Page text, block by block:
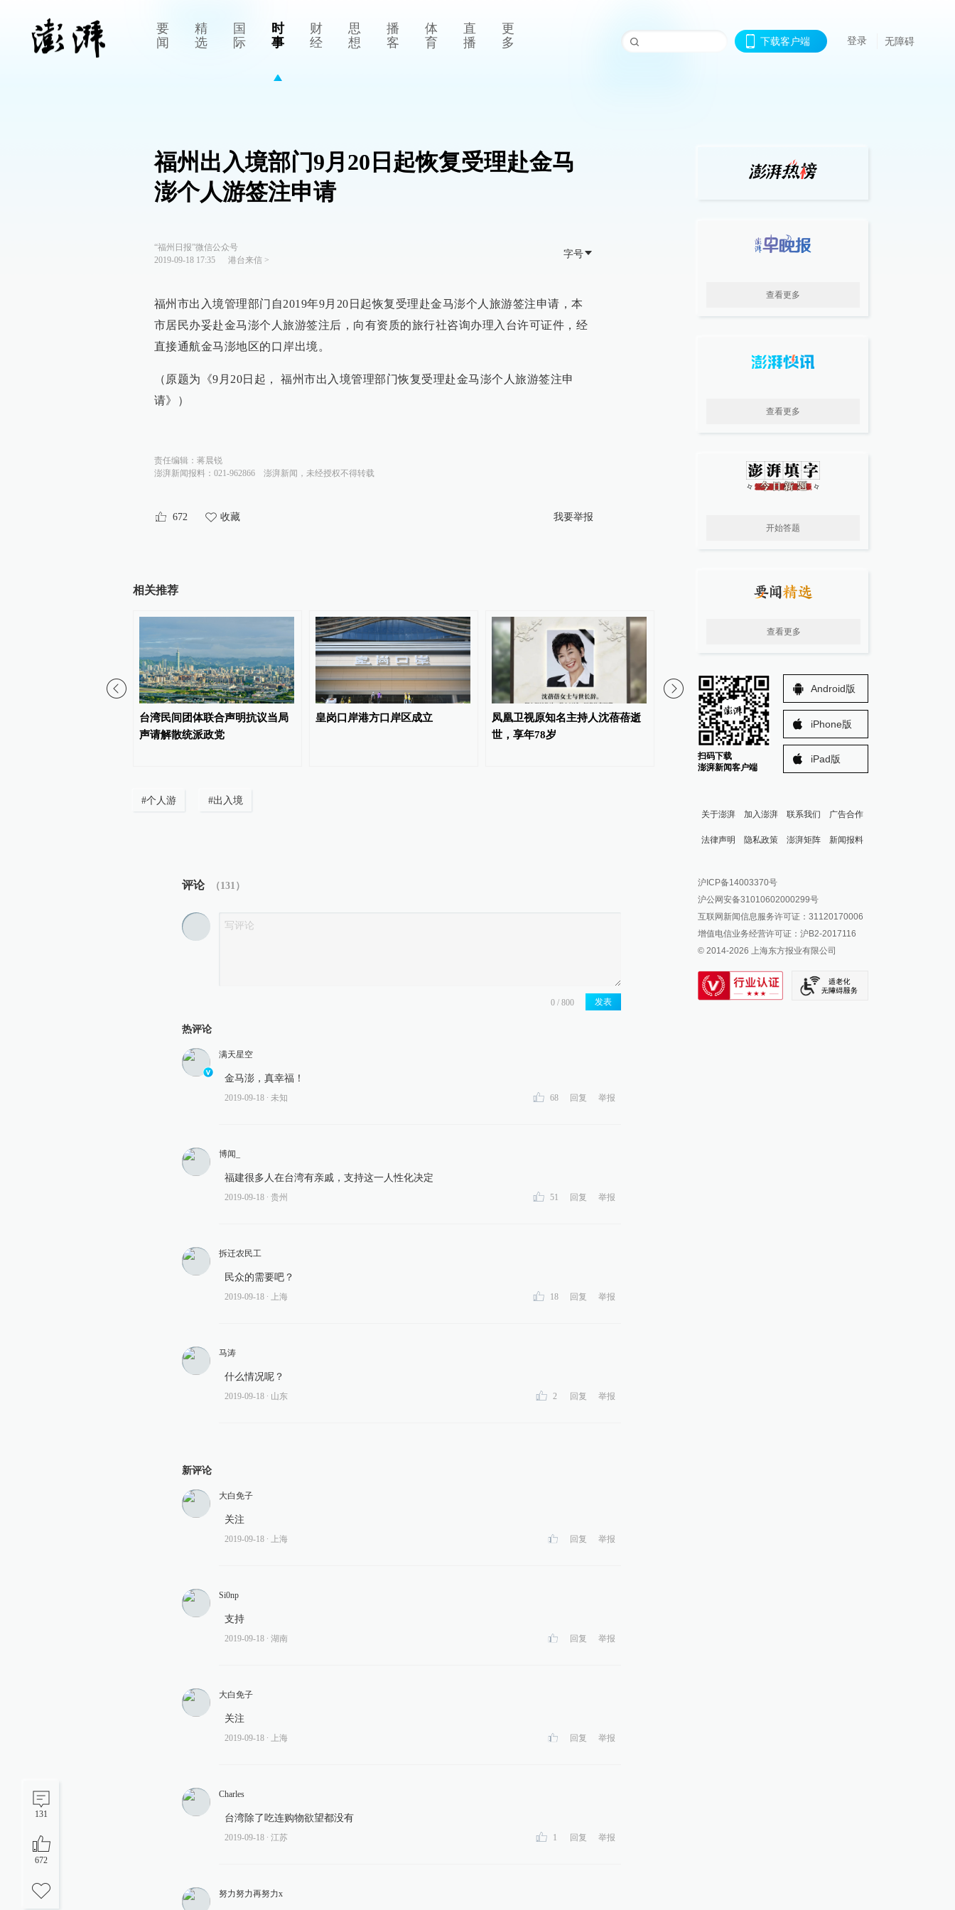
要
闻
精
选
国
际
时
事
财
经
思
想
播
客
体
育
直
播
更
多
下载客户端 登录 无障碍
131
672
福州出入境部门9月20日起恢复受理赴金马
澎个人游签注申请
“福州日报”微信公众号
2019-09-18 17:35
港台来信>
字号
福州市出入境管理部门自2019年9月20日起恢复受理赴金马澎个人旅游签注申请，本
市居民办妥赴金马澎个人旅游签注后，向有资质的旅行社咨询办理入台许可证件，经
直接通航金马澎地区的口岸出境。
（原题为《9月20日起， 福州市出入境管理部门恢复受理赴金马澎个人旅游签注申
请》）
责任编辑： 蒋晨锐
澎湃新闻报料：021-962866
澎湃新闻，未经授权不得转载
672 收藏 我要举报
相关推荐
台湾民间团体联合声明抗议当局
声请解散统派政党
皇岗口岸港方口岸区成立
凤凰卫视原知名主持人沈蓓蓓逝
世，享年78岁
海峡时评丨《给阿嬷的情书》在
台未映先热彰显两岸同胞情感共
国台办：解放军在台海
#个人游 #出入境
评论 （131 ）
发表
热评论
满天星空
金马澎，真幸福！
2019-09-18 ∙ 未知 68 回复 举报
博闻_
福建很多人在台湾有亲戚，支持这一人性化决定
2019-09-18 ∙ 贵州 51 回复 举报
拆迁农民工
民众的需要吧？
2019-09-18 ∙ 上海 18 回复 举报
马涛
什么情况呢？
2019-09-18 ∙ 山东 2 回复 举报
新评论
大白免子
关注
2019-09-18 ∙ 上海 回复 举报
Si0np
支持
2019-09-18 ∙ 湖南 回复 举报
大白免子
关注
2019-09-18 ∙ 上海 回复 举报
Charles
台湾除了吃连购物欲望都没有
2019-09-18 ∙ 江苏 1 回复 举报
努力努力再努力x
查看更多
查看更多
开始答题
查看更多
扫码下载
澎湃新闻客户端
Android版
iPhone版
iPad版
关于澎湃 加入澎湃 联系我们 广告合作
法律声明 隐私政策 澎湃矩阵
澎湃新闻公众号
澎湃新闻抖音号
派生万物开放平台
IP SHANGHAI
SIXTH TONE
新闻报料
报料邮箱: news@thepaper.cn
沪ICP备14003370号
沪公网安备31010602000299号
互联网新闻信息服务许可证：31120170006
增值电信业务经营许可证：沪B2-2017116
© 2014-2026 上海东方报业有限公司